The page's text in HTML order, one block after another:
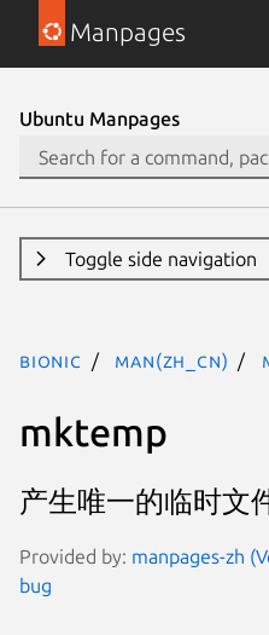
Manpages
Ubuntu Manpages
Toggle side navigation
bionic man(zh_CN)
mktemp
产生唯一的临时文
Provided by: manpages-zh
bug